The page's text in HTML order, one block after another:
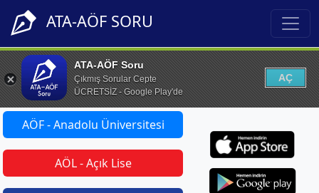
ATA-AÖF SORU
ATA-AÖF Soru
Çıkmış Sorular Cepte
ÜCRETSİZ - Google Play'de
AÇ
AÖF - Anadolu Üniversitesi
AÖL - Açık Lise